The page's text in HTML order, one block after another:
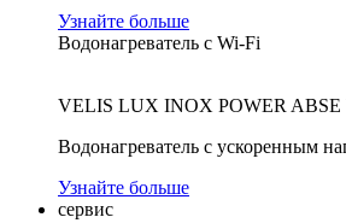
Узнайте больше
Водонагреватель с Wi-Fi
VELIS LUX INOX POWER ABSE
Водонагреватель с ускоренным
Узнайте больше
сервис